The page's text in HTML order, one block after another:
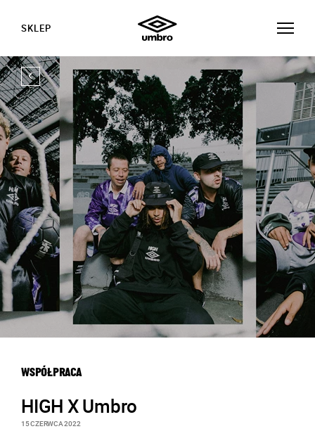
SKLEP
WSPÓŁPRACA
HIGH X Umbro
15 CZERWCA 2022